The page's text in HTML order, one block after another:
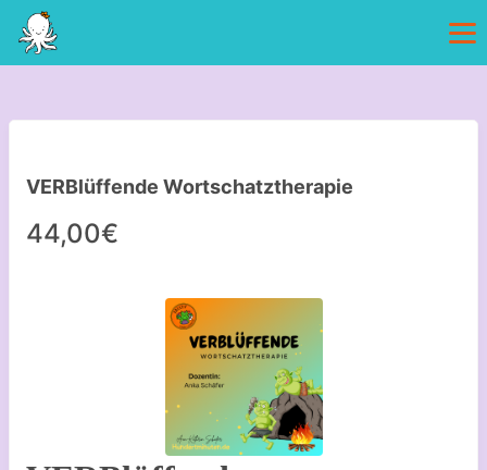
VERBlüffende Wortschatztherapie
44,00€